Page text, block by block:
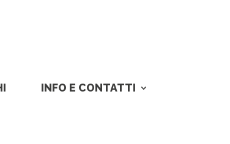
INFO E CONTATTI